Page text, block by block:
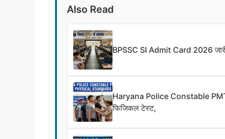
Also Read
BPSSC SI Admit Card 2026 जारी,
Haryana Police Constable PMT
फिजिकल टेस्ट,